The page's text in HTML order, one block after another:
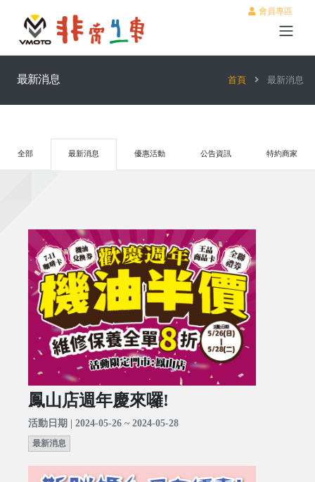
會員專區
最新消息 首頁 最新消息
全部 最新消息 優惠活動 公告資訊 特約商家
鳳山店週年慶來囉!
活動日期 | 2024-05-26 ~ 2024-05-28
最新消息